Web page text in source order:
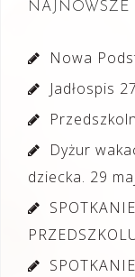
Nowa
Jadłospis
Dyżur
dziecka. 29